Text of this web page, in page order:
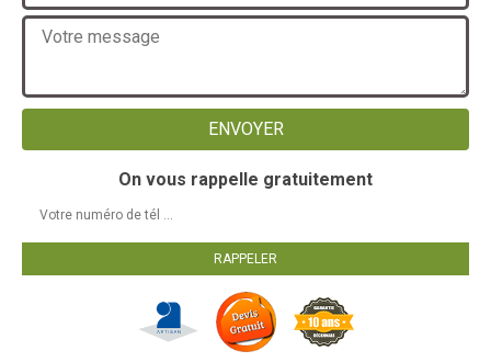
On vous rappelle gratuitement